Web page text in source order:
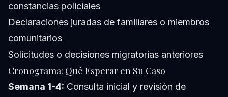
constancias policiales
Declaraciones juradas de familiares o miembros
comunitarios
Solicitudes o decisiones migratorias anteriores
Cronograma: Qué Esperar en Su Caso
Semana 1-4: Consulta inicial y revisión de